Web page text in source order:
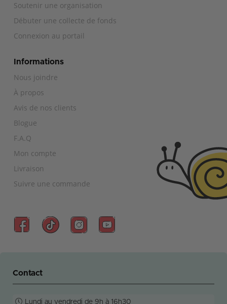
Contact
Lundi au vendredi de 9h à 16h30
Soutenir une organisation
Débuter une collecte de fonds
Connexion au portail
Informations
Nous joindre
À propos
Avis de nos clients
Blogue
F.A.Q
Mon compte
Livraison
Suivre une commande